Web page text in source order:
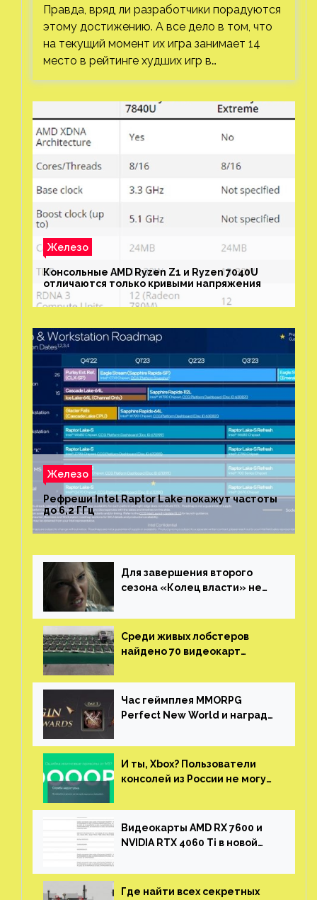
Правда, вряд ли разработчики порадуются
этому достижению. А все дело в том, что
на текущий момент их игра занимает 14
место в рейтинге худших игр в…
Железо
Консольные AMD Ryzen Z1 и Ryzen 7040U
отличаются только кривыми напряжения
Железо
Рефреши Intel Raptor Lake покажут частоты
до 6,2 ГГц
Для завершения второго
сезона «Колец власти» не
Среди живых лобстеров
найдено 70 видеокарт
китайской таможни
Час геймплея MMORPG
Perfect New World и награды
И ты, Xbox? Пользователи
консолей из России не могут
Видеокарты AMD RX 7600 и
NVIDIA RTX 4060 Ti в новой
Где найти всех секретных